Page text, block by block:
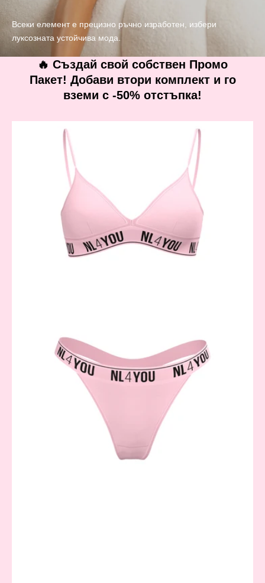
Всеки елемент е прецизно ръчно изработен, избери
луксозната устойчива мода.
🔥 Създай свой собствен Промо
Пакет! Добави втори комплект и го
вземи с -50% отстъпка!